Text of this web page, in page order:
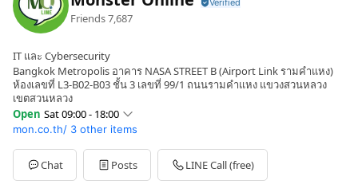
Friends7,687
IT และ Cybersecurity
Bangkok Metropolis อาคาร NASA STREET B (Airport Link รามคำแหง)
ห้องเลขที่ L3-B02-B03 ชั้น 3 เลขที่ 99/1 ถนนรามคำแหง แขวงสวนหลวง
เขตสวนหลวง
Open Sat 09:00 - 18:00
Sun09:00 - 18:00
Mon09:00 - 18:00
Tue09:00 - 18:00
Wed09:00 - 18:00
mon.co.th/ 3 other items
Chat Posts LINE Call (free)